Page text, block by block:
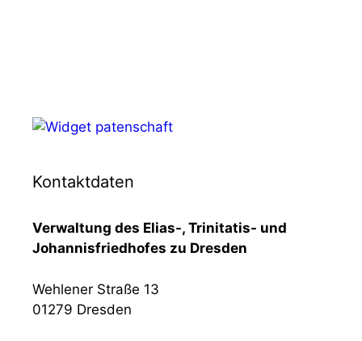
Kontaktdaten
Verwaltung des Elias-, Trinitatis- und
Johannisfriedhofes zu Dresden
Wehlener Straße 13
01279 Dresden